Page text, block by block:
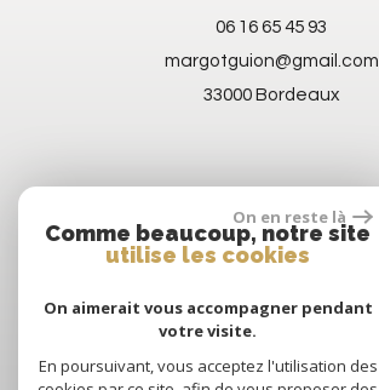
06 16 65 45 93
margotguion@gmail.com
33000 Bordeaux
On en reste là
Comme beaucoup, notre site
utilise les cookies
On aimerait vous accompagner pendant
votre visite.
En poursuivant, vous acceptez l'utilisation des